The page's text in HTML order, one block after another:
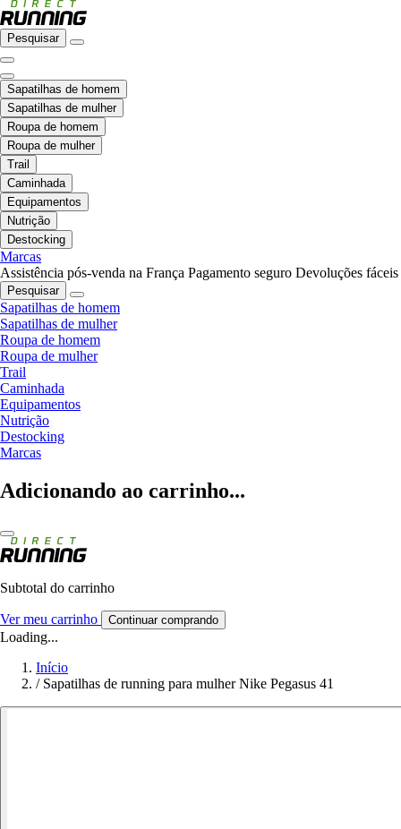
Pesquisar
Sapatilhas de homem
Sapatilhas de mulher
Roupa de homem
Roupa de mulher
Trail
Caminhada
Equipamentos
Nutrição
Destocking
Marcas
Assistência pós-venda na França Pagamento seguro Devoluções fáceis
Pesquisar
Sapatilhas de homem
Sapatilhas de mulher
Roupa de homem
Roupa de mulher
Trail
Caminhada
Equipamentos
Nutrição
Destocking
Marcas
Adicionando ao carrinho...
Subtotal do carrinho
Ver meu carrinho Continuar comprando
Loading...
Início
/ Sapatilhas de running para mulher Nike Pegasus 41